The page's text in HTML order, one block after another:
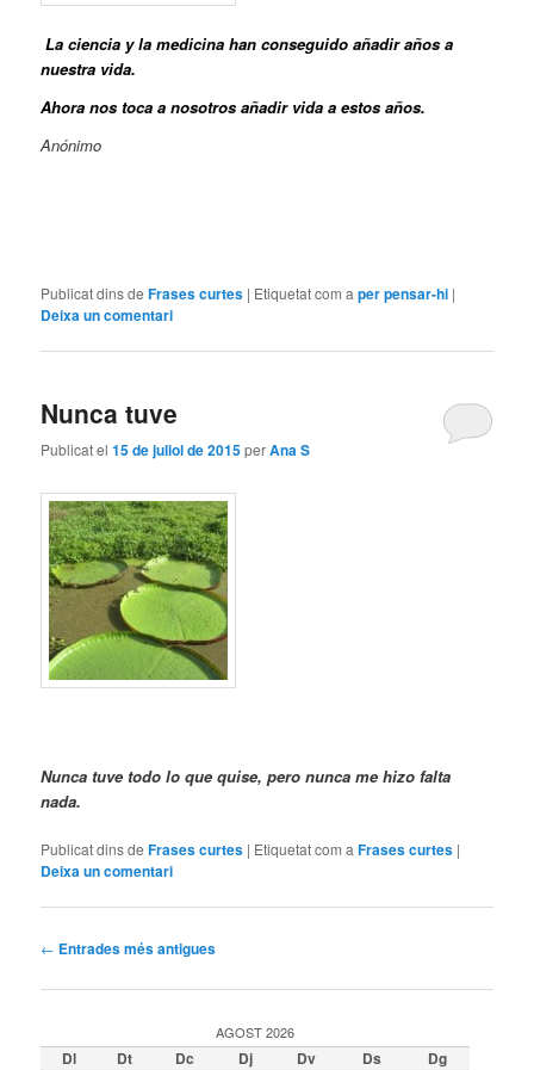
La ciencia y la medicina han conseguido añadir años a
nuestra vida.
Ahora nos toca a nosotros añadir vida a estos años.
Anónimo
Publicat dins de Frases curtes | Etiquetat com a per pensar-hi |
Deixa un comentari
Nunca tuve
Publicat el15 de juliol de 2015perAna S
Nunca tuve todo lo que quise, pero nunca me hizo falta
nada.
Publicat dins de Frases curtes | Etiquetat com a Frases curtes |
Deixa un comentari
Navegació
les
← Entrades més antigues
AGOST 2026
Dl Dt Dc Dj Dv Ds Dg